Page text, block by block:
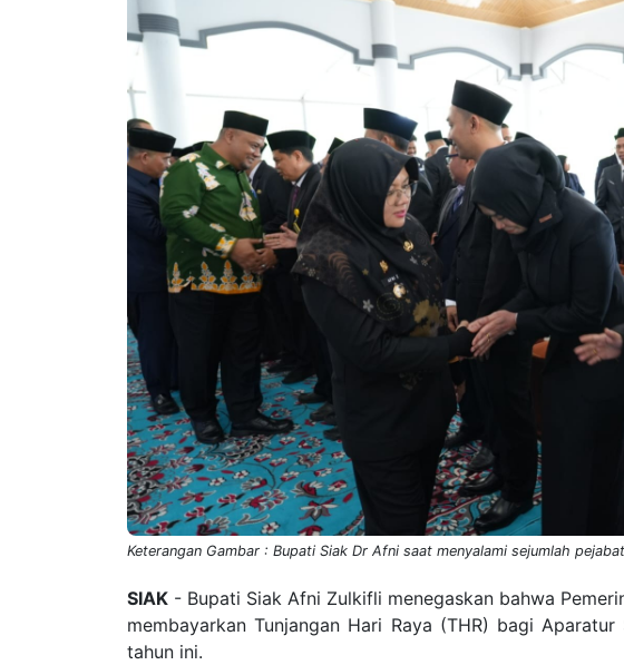
Keterangan Gambar : Bupati Siak Dr Afni saat menyalami sejumlah pejabat
SIAK - Bupati Siak Afni Zulkifli menegaskan bahwa
membayarkan Tunjangan Hari Raya (THR) bagi
tahun ini.